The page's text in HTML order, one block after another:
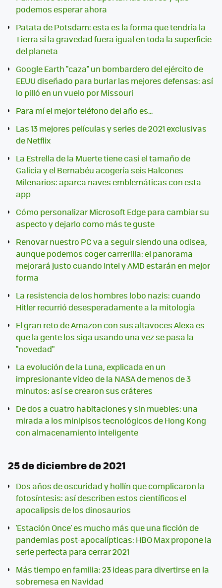
podemos esperar ahora
Patata de Potsdam: esta es la forma que tendría la
Tierra si la gravedad fuera igual en toda la superficie
del planeta
Google Earth "caza" un bombardero del ejército de
EEUU diseñado para burlar las mejores defensas: así
lo pilló en un vuelo por Missouri
Para mí el mejor teléfono del año es...
Las 13 mejores películas y series de 2021 exclusivas
de Netflix
La Estrella de la Muerte tiene casi el tamaño de
Galicia y el Bernabéu acogería seis Halcones
Milenarios: aparca naves emblemáticas con esta
app
Cómo personalizar Microsoft Edge para cambiar su
aspecto y dejarlo como más te guste
Renovar nuestro PC va a seguir siendo una odisea,
aunque podemos coger carrerilla: el panorama
mejorará justo cuando Intel y AMD estarán en mejor
forma
La resistencia de los hombres lobo nazis: cuando
Hitler recurrió desesperadamente a la mitología
El gran reto de Amazon con sus altavoces Alexa es
que la gente los siga usando una vez se pasa la
"novedad"
La evolución de la Luna, explicada en un
impresionante vídeo de la NASA de menos de 3
minutos: así se crearon sus cráteres
De dos a cuatro habitaciones y sin muebles: una
mirada a los minipisos tecnológicos de Hong Kong
con almacenamiento inteligente
25 de diciembre de 2021
Dos años de oscuridad y hollín que complicaron la
fotosíntesis: así describen estos científicos el
apocalipsis de los dinosaurios
'Estación Once' es mucho más que una ficción de
pandemias post-apocalípticas: HBO Max propone la
serie perfecta para cerrar 2021
Más tiempo en familia: 23 ideas para divertirse en la
sobremesa en Navidad